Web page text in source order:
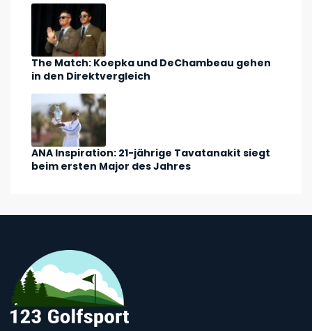
The Match: Koepka und DeChambeau gehen
in den Direktvergleich
ANA Inspiration: 21-jährige Tavatanakit siegt
beim ersten Major des Jahres